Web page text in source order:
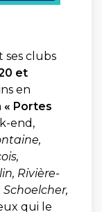
ses clubs
et
en
« Portes
end,
Rivière-
qui le